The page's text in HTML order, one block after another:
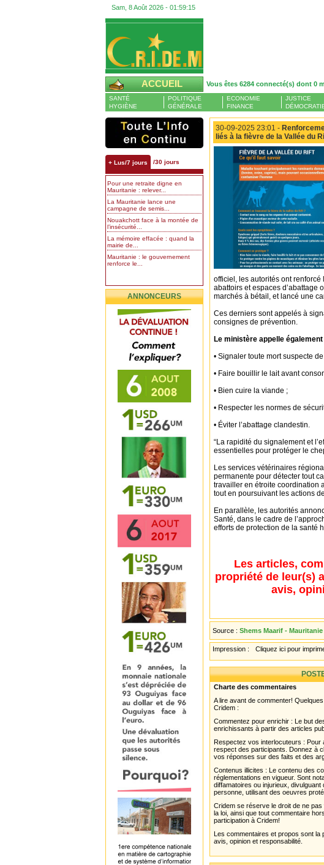
Sam, 8 Août 2026 - 01:59:16
ACCUEIL Vous êtes 6284 connecté(s) dont 0
SANTÉ
HYGIÈNE
POLITIQUE
GÉNÉRALE
ECONOMIE
FINANCE
JUSTICE
+ Lus/7 jours /30 jours
Pour une retraite digne en
Mauritanie : relever...
La Mauritanie lance une
campagne de semis...
Nouakchott face à la montée de
l’insécurité...
La mémoire effacée : quand la
mairie de...
Mauritanie : le gouvernement
renforce le...
ANNONCEURS
30-09-2025 23:01 -
liés à la fièvre de la Vallée du
officiel, les autorités ont
abattoirs et espaces d’abattage
marchés à bétail, et lancé une
Ces derniers sont appelés à
consignes de prévention.
Le ministère appelle
• Signaler toute mort suspecte
• Faire bouillir le lait avant
• Bien cuire la viande ;
• Respecter les normes de
• Éviter l’abattage clandestin.
“La rapidité du signalement et
essentielles pour protéger le
Les services vétérinaires
permanente pour détecter tout
travailler en étroite coordination
tout en poursuivant les actions
En parallèle, les autorités
Santé, dans le cadre de
efforts de protection de la santé
Les articles,
propriété de leur(s)
avis,
Source : Shems Maarif - Mauritanie
Impression : Cliquez ici pour
Charte des commentaires
A lire avant de commenter!
Cridem :
Commentez pour enrichir : Le but
enrichissants à partir des articles
Respectez vos interlocuteurs : Pour
respect des participants. Donnez à
vos réponses sur des faits et des
Contenus illicites : Le contenu des
réglementations en vigueur. Sont
diffamatoires ou injurieux,
personne, utilisant des oeuvres
Cridem se réserve le droit de ne
la loi, ainsi que tout commentaire
participation à Cridem!
Les commentaires et propos sont la
avis, opinion et responsabilité.